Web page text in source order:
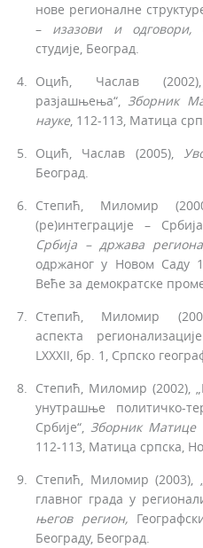
нове регионалне
– изазови и одговори,
студије, Београд.
Оцић, Часлав
разјашњења“,Зборник
науке, 112-113, Матица
Оцић, Часлав (2005),
Београд.
Степић, Миломир
(ре)интеграције –
Србија – држава
одржаног у Новом Саду
Веће за демократске
Степић, Миломир
аспекта
LXXXII, бр. 1, Српско
Степић, Миломир (2002),
унутрашње политичко-
Србије“, Зборник Матице
112-113, Матица српска,
Степић, Миломир (2003),
главног града у
његов регион,
Београду, Београд.